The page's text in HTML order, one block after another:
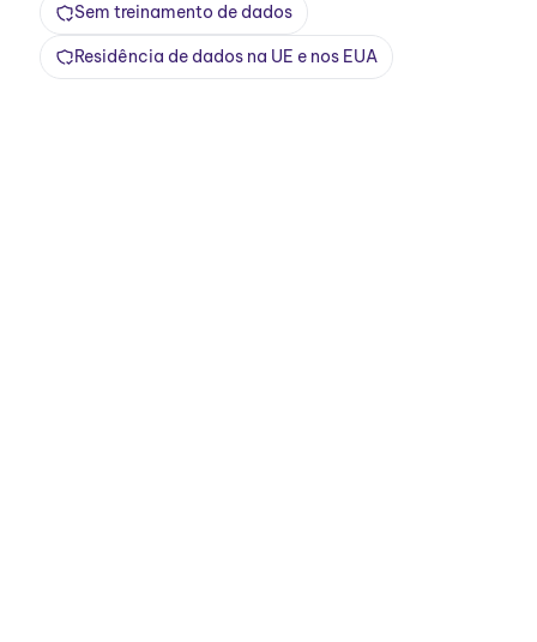
Sem treinamento de dados
Residência de dados na UE e nos EUA